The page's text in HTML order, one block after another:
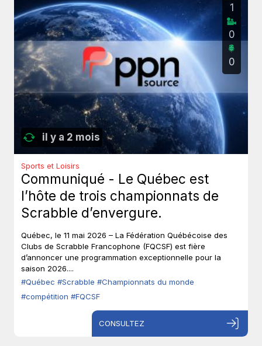
il y a 2 mois
1
0
0
Sports et Loisirs
Communiqué - Le Québec est
l’hôte de trois championnats de
Scrabble d’envergure.
Québec, le 11 mai 2026 – La Fédération Québécoise des
Clubs de Scrabble Francophone (FQCSF) est fière
d’annoncer une programmation exceptionnelle pour la
saison 2026....
#Québec #Scrabble #Championnats du monde
#compétition #FQCSF
CONSULTEZ